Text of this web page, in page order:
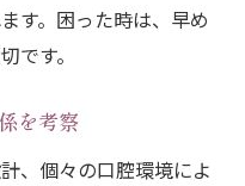
す。困った時は、早め
です。
を考察
、個々の口腔環境によ